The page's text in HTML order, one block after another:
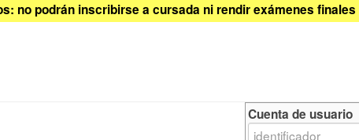
no podrán inscribirse a cursada ni rendir exámenes finales
Cuenta de usuario